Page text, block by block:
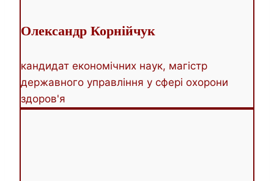
Олександр Корнійчук
кандидат економічних наук, магістр
державного управління у сфері охорони
здоров'я